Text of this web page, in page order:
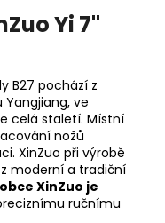
Yi 7"
B27 pochází z
Yangjiang, ve
celá staletí. Místní
nožů
XinZuo při výrobě
moderní a tradiční
XinZuo je
ručnímu